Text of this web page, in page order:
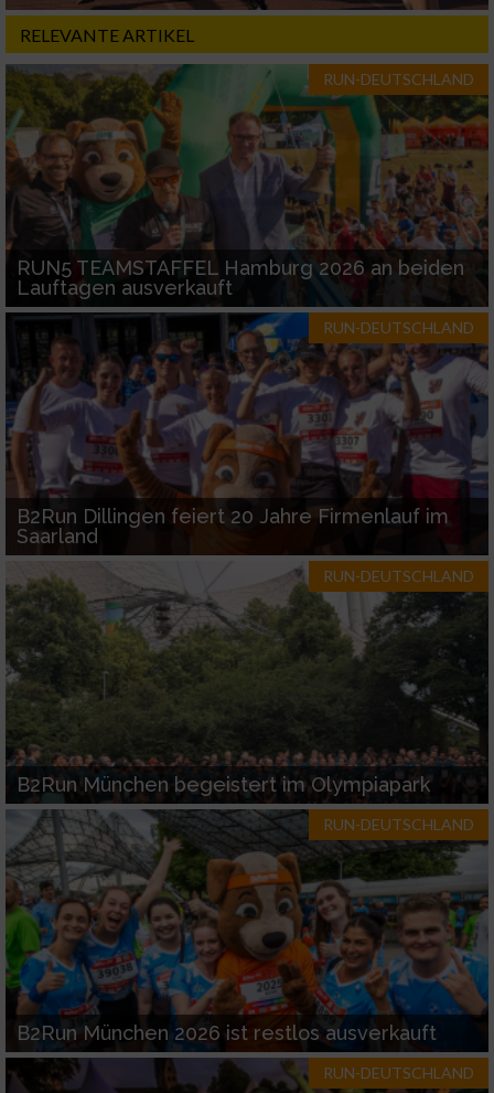
RELEVANTE ARTIKEL
RUN-DEUTSCHLAND
RUN5 TEAMSTAFFEL Hamburg 2026 an beiden
Lauftagen ausverkauft
RUN-DEUTSCHLAND
B2Run Dillingen feiert 20 Jahre Firmenlauf im
Saarland
RUN-DEUTSCHLAND
B2Run München begeistert im Olympiapark
RUN-DEUTSCHLAND
B2Run München 2026 ist restlos ausverkauft
RUN-DEUTSCHLAND